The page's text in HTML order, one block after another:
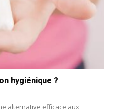
hygiénique ?
alternative efficace aux